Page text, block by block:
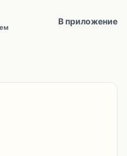
В приложение